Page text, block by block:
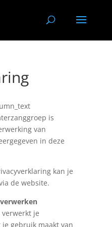
is
van
in deze
kan je
de website.
verwerkt je
gebruik maakt van